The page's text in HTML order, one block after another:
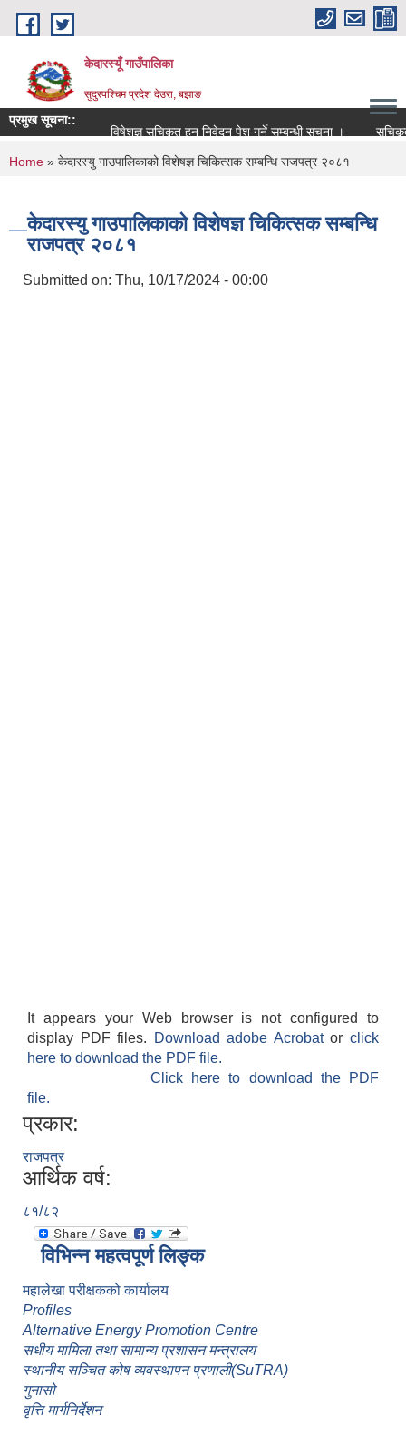
Skip to main content
केदारस्यूँ गाउँपालिका
सुदुरपश्चिम प्रदेश देउरा, बझाङ
प्रमुख सूचना::
विषेशज्ञ सूचिकृत हुन निवेदन पेश गर्ने सम्बन्धी सूचना ।
सूचिकृत
You are here
Home » केदारस्यु गाउपालिकाको विशेषज्ञ चिकित्सक सम्बन्धि राजपत्र २०८१
केदारस्यु गाउपालिकाको विशेषज्ञ चिकित्सक सम्बन्धि
राजपत्र २०८१
Submitted on: Thu, 10/17/2024 - 00:00
It appears your Web browser is not configured to
display PDF files.
Download adobe Acrobatorclick
here to download the PDF file.
Click here to download the PDF
file.
प्रकार:
राजपत्र
आर्थिक वर्ष:
८१/८२
विभिन्न महत्वपूर्ण लिङ्क
महालेखा परीक्षकको कार्यालय
Profiles
Alternative Energy Promotion Centre
सधीय मामिला तथा सामान्य प्रशासन मन्त्रालय
स्थानीय सञ्चित कोष व्यवस्थापन प्रणाली(SuTRA)
गुनासो
वृत्ति मार्गनिर्देशन